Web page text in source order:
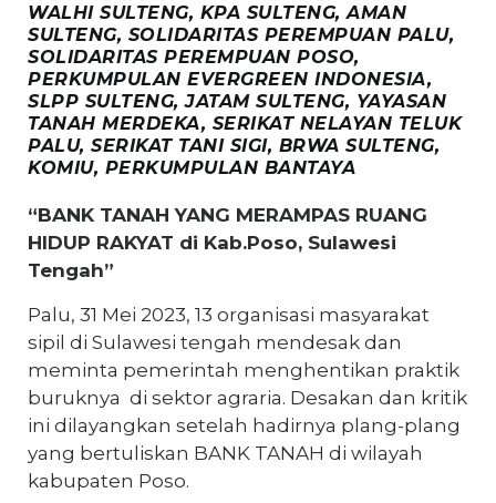
WALHI SULTENG, KPA SULTENG, AMAN
SULTENG, SOLIDARITAS PEREMPUAN PALU,
SOLIDARITAS PEREMPUAN POSO,
PERKUMPULAN EVERGREEN INDONESIA,
SLPP SULTENG, JATAM SULTENG, YAYASAN
TANAH MERDEKA, SERIKAT NELAYAN TELUK
PALU, SERIKAT TANI SIGI, BRWA SULTENG,
KOMIU, PERKUMPULAN BANTAYA
“BANK TANAH YANG MERAMPAS RUANG
HIDUP RAKYAT di Kab.Poso, Sulawesi
Tengah”
Palu, 31 Mei 2023, 13 organisasi masyarakat
sipil di Sulawesi tengah mendesak dan
meminta pemerintah menghentikan praktik
buruknya di sektor agraria. Desakan dan kritik
ini dilayangkan setelah hadirnya plang-plang
yang bertuliskan BANK TANAH di wilayah
kabupaten Poso.